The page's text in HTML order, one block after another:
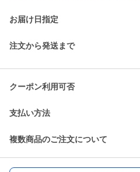
お届け日指定
注文から発送まで
クーポン利用可否
支払い方法
複数商品のご注文について